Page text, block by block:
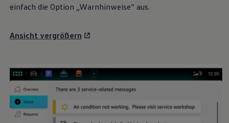
einfach die Option „Warnhinweise“ aus.
Ansicht vergrößern